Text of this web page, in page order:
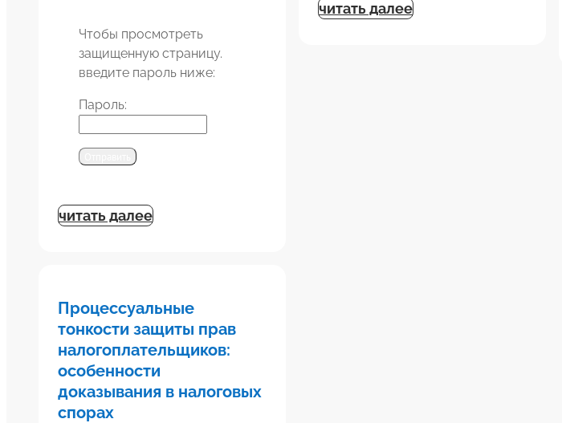
Чтобы просмотреть
защищенную страницу.
введите пароль ниже:
Пароль:
читать далее
читать далее
Процессуальные
тонкости защиты прав
налогоплательщиков:
особенности
доказывания в налоговых
спорах